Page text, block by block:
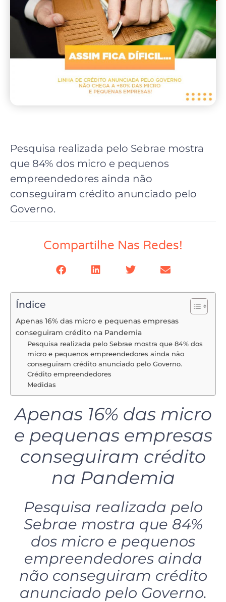
Pesquisa realizada pelo Sebrae mostra
que 84% dos micro e pequenos
empreendedores ainda não
conseguiram crédito anunciado pelo
Governo.
Compartilhe Nas Redes!
Índice
Apenas 16% das micro e pequenas empresas
conseguiram crédito na Pandemia
Pesquisa realizada pelo Sebrae mostra que 84% dos
micro e pequenos empreendedores ainda não
conseguiram crédito anunciado pelo Governo.
Crédito empreendedores
Medidas
Apenas 16% das micro
e pequenas empresas
conseguiram crédito
na Pandemia
Pesquisa realizada pelo
Sebrae mostra que 84%
dos micro e pequenos
empreendedores ainda
não conseguiram crédito
anunciado pelo Governo.